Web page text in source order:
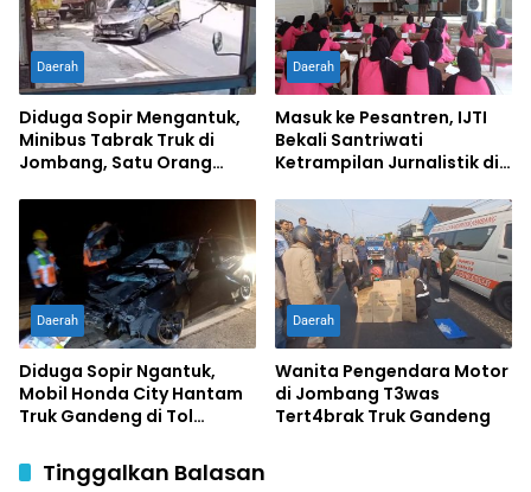
Daerah
Diduga Sopir Mengantuk,
Minibus Tabrak Truk di
Jombang, Satu Orang
Daerah
Masuk ke Pesantren, IJTI
Bekali Santriwati
Ketrampilan Jurnalistik di
Tambakberas Jombang
Daerah
Diduga Sopir Ngantuk,
Mobil Honda City Hantam
Truk Gandeng di Tol
Sopir Luka Berat
Daerah
Wanita Pengendara Motor
di Jombang T3was
Tert4brak Truk Gandeng
Tinggalkan Balasan